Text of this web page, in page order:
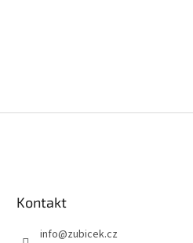
Kontakt
info@zubicek.cz